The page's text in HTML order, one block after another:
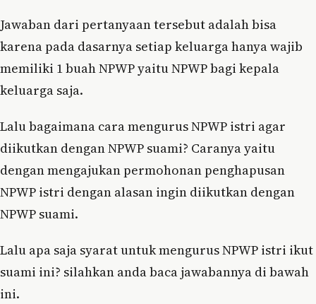
Jawaban dari pertanyaan tersebut adalah bisa
karena pada dasarnya setiap keluarga hanya wajib
memiliki 1 buah NPWP yaitu NPWP bagi kepala
keluarga saja.
Lalu bagaimana cara mengurus NPWP istri agar
diikutkan dengan NPWP suami? Caranya yaitu
dengan mengajukan permohonan penghapusan
NPWP istri dengan alasan ingin diikutkan dengan
NPWP suami.
Lalu apa saja syarat untuk mengurus NPWP istri ikut
suami ini? silahkan anda baca jawabannya di bawah
ini.